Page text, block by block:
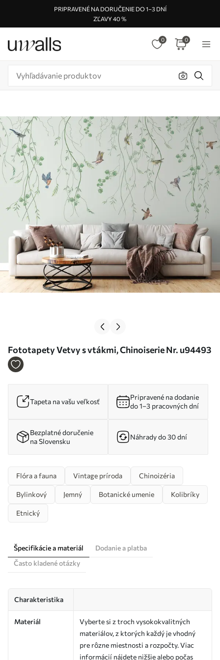
PRIPRAVENÉ NA DORUČENIE DO 1–3 DNÍ
ZĽAVY 40 %
0 0
Fototapety Vetvy s vtákmi, Chinoiserie Nr. u94493
Tapeta na vašu veľkosť
Pripravené na dodanie
do 1–3 pracovných dní
Bezplatné doručenie
na Slovensku
Náhrady do 30 dní
Flóra a fauna Vintage príroda Chinoizéria
Bylinkový Jemný Botanické umenie Kolibríky
Etnický
Špecifikácie a materiál
Dodanie a platba
Často kladené otázky
Charakteristika
Materiál
Vyberte si z troch vysokokvalitných
materiálov, z ktorých každý je vhodný
pre rôzne miestnosti a rozpočty. Viac
informácií nájdete nižšie alebo počas